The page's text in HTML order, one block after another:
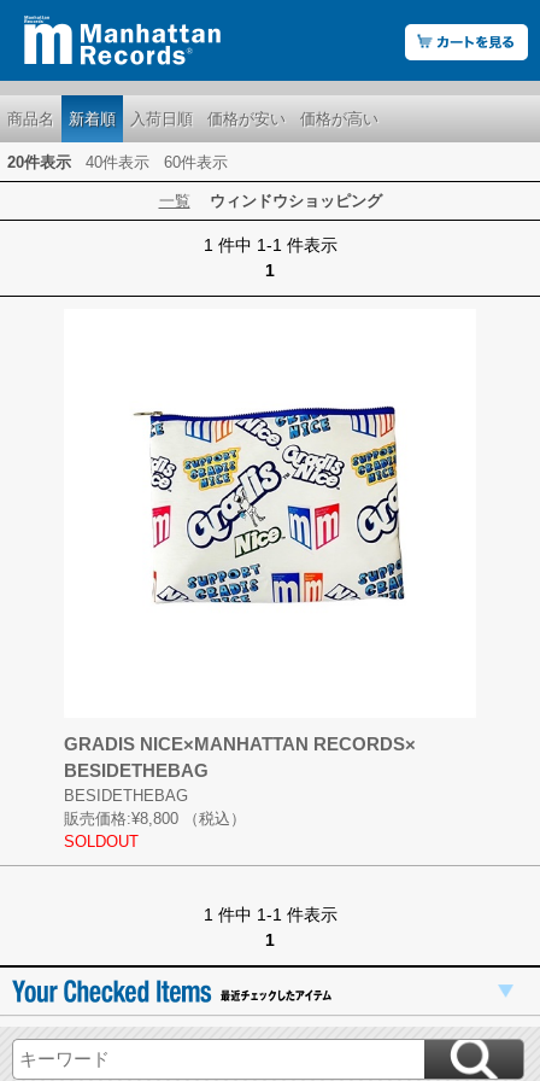
商品名 新着順 入荷日順 価格が安い 価格が高い
20件表示 40件表示 60件表示
一覧 ウィンドウショッピング
1 件中 1-1 件表示
1
GRADIS NICE×MANHATTAN RECORDS×
BESIDETHEBAG
BESIDETHEBAG
販売価格:¥8,800
（税込）
SOLDOUT
1 件中 1-1 件表示
1